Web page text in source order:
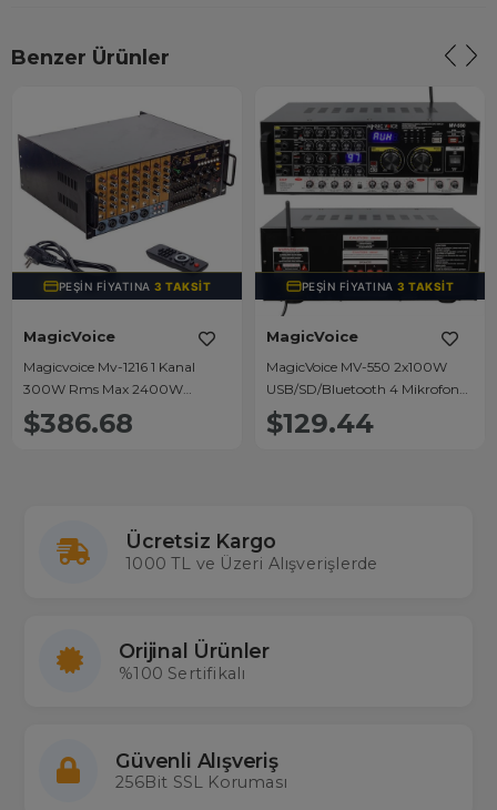
Benzer Ürünler
PEŞIN FIYATINA3 TAKSIT
MagicVoice
Magicvoice Mv-1216 1 Kanal
300W Rms Max 2400W
Trafolu Anfi
$386.68
PEŞIN FIYATINA3 TAKSIT
MagicVoice
MagicVoice MV-550 2x100W
USB/SD/Bluetooth 4 Mikrofon
Girişli Stereo Mixer Amfi
$129.44
Ücretsiz Kargo
1000 TL ve Üzeri Alışverişlerde
Orijinal Ürünler
%100 Sertifikalı
Güvenli Alışveriş
256Bit SSL Koruması